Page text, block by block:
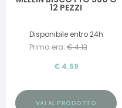
12 PEZZI
Disponibile entro 24h
Prima era: €4.13
€ 4.59
VAI AL PRODOTTO